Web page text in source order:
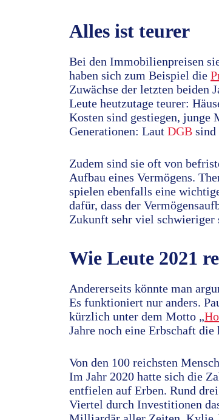
Alles ist teurer
Bei den Immobilienpreisen
haben sich zum Beispiel die
Zuwächse der letzten
Leute heutzutage teurer:
Kosten sind gestiegen, junge
Generationen: Laut DGB sind
Zudem sind sie oft von
Aufbau eines Vermögens.
spielen ebenfalls eine
dafür, dass der
Zukunft sehr viel schwieriger
Wie Leute 2021
Andererseits könnte man
Es funktioniert nur anders.
kürzlich unter dem Motto „
Jahre noch eine Erbschaft
Von den 100 reichsten
Im Jahr 2020 hatte sich die
entfielen auf Erben. Rund
Viertel durch Investitionen